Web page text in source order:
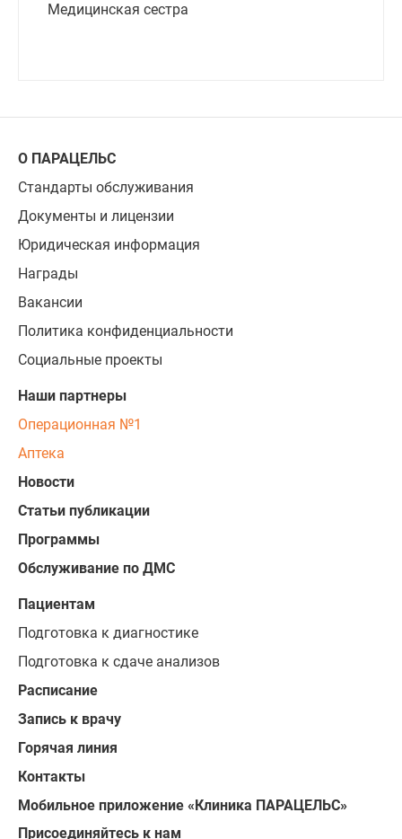
Медицинская сестра
О ПАРАЦЕЛЬС
Стандарты обслуживания
Документы и лицензии
Юридическая информация
Награды
Вакансии
Политика конфиденциальности
Социальные проекты
Наши партнеры
Операционная №1
Аптека
Новости
Статьи публикации
Программы
Обслуживание по ДМС
Пациентам
Подготовка к диагностике
Подготовка к сдаче анализов
Расписание
Запись к врачу
Горячая линия
Контакты
Мобильное приложение «Клиника ПАРАЦЕЛЬС»
Присоединяйтесь к нам